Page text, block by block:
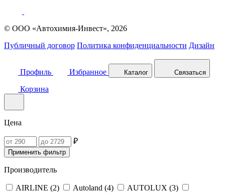
© ООО «Автохимия-Инвест», 2026
Публичный договор Политика конфиденциальности Дизайн
Профиль Избранное Каталог Связаться
Корзина
Цена
₽
Применить фильтр
Производитель
AIRLINE (2) Autoland (4) AUTOLUX (3)